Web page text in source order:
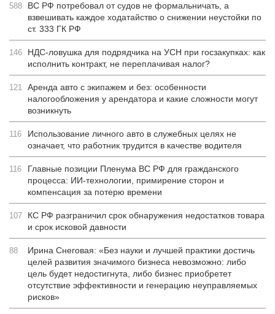
588
ВС РФ потребовал от судов не формальничать, а
взвешивать каждое ходатайство о снижении неустойки по
ст. 333 ГК РФ
146
НДС-ловушка для подрядчика на УСН при госзакупках: как
исполнить контракт, не переплачивая налог?
121 Аренда авто с экипажем и без: особенности
налогообложения у арендатора и какие сложности могут
возникнуть
116
Использование личного авто в служебных целях не
означает, что работник трудится в качестве водителя
116
Главные позиции Пленума ВС РФ для гражданского
процесса: ИИ-технологии, примирение сторон и
компенсация за потерю времени
107
КС РФ разграничил срок обнаружения недостатков товара
и срок исковой давности
88
Ирина Снеговая: «Без науки и лучшей практики достичь
целей развития значимого бизнеса невозможно: либо
цель будет недостигнута, либо бизнес приобретет
отсутствие эффективности и генерацию неуправляемых
рисков»